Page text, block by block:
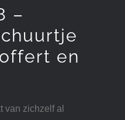
–
en
van zichzelf al